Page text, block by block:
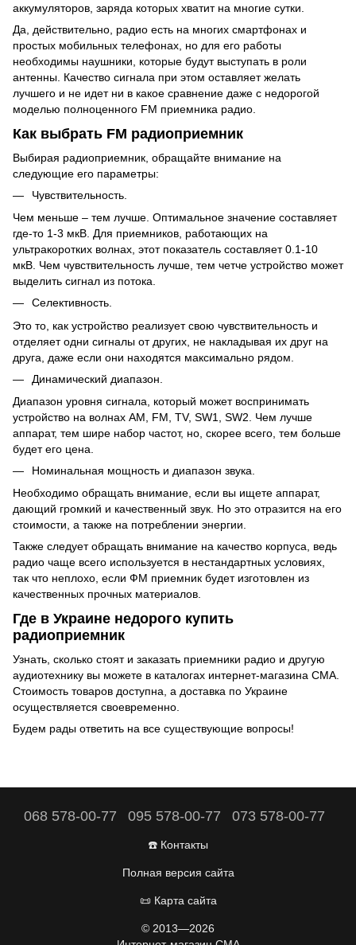
аккумуляторов, заряда которых хватит на многие сутки.
Да, действительно, радио есть на многих смартфонах и
простых мобильных телефонах, но для его работы
необходимы наушники , которые будут выступать в роли
антенны. Качество сигнала при этом оставляет желать
лучшего и не идет ни в какое сравнение даже с недорогой
моделью полноценного FM приемника радио.
Как выбрать FM радиоприемник
Выбирая радиоприемник, обращайте внимание на
следующие его параметры:
Чувствительность.
Чем меньше – тем лучше. Оптимальное значение составляет
где-то 1-3 мкВ. Для приемников, работающих на
ультракоротких волнах, этот показатель составляет 0.1-10
мкВ. Чем чувствительность лучше, тем четче устройство может
выделить сигнал из потока.
Селективность.
Это то, как устройство реализует свою чувствительность и
отделяет одни сигналы от других, не накладывая их друг на
друга, даже если они находятся максимально рядом.
Динамический диапазон.
Диапазон уровня сигнала, который может воспринимать
устройство на волнах AM, FM, TV, SW1, SW2. Чем лучше
аппарат, тем шире набор частот, но, скорее всего, тем больше
будет его цена.
Номинальная мощность и диапазон звука.
Необходимо обращать внимание, если вы ищете аппарат,
дающий громкий и качественный звук. Но это отразится на его
стоимости, а также на потреблении энергии.
Также следует обращать внимание на качество корпуса, ведь
радио чаще всего используется в нестандартных условиях,
так что неплохо, если ФМ приемник будет изготовлен из
качественных прочных материалов.
Где в Украине недорого купить
радиоприемник
Узнать, сколько стоят и заказать приемники радио и другую
аудиотехнику вы можете в каталогах интернет-магазина СМА.
Стоимость товаров доступна, а доставка по Украине
осуществляется своевременно.
Будем рады ответить на все существующие вопросы!
068 578-00-77 095 578-00-77 073 578-00-77
☎️ Контакты
Полная версия сайта
📜 Карта сайта
© 2013—2026